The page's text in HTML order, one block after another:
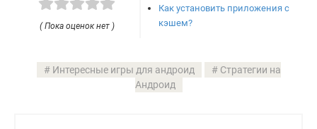
( Пока оценок нет )
Как установить приложения с
кэшем?
Интересные игры для андроид
Стратегии на
Андроид